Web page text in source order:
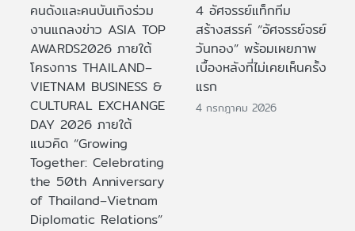
คนดังและคนบันเทิงร่วม
งานแถลงข่าว ASIA TOP
AWARDS2026 ภายใต้
โครงการ THAILAND–
VIETNAM BUSINESS &
CULTURAL EXCHANGE
DAY 2026 ภายใต้
แนวคิด “Growing
Together: Celebrating
the 50th Anniversary
of Thailand–Vietnam
Diplomatic Relations”
4 อัศจรรย์แท็กทีม
สร้างสรรค์ “อัศจรรย์จรย์
วันทอง” พร้อมเผยภาพ
เบื้องหลังที่ไม่เคยเห็นครั้ง
แรก
4 กรกฎาคม 2026